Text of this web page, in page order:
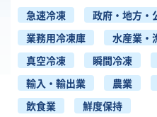
急速冷凍
政府・地方・
業務用冷凍庫
水産業・
真空冷凍
瞬間冷凍
輸入・輸出業
農業
飲食業
鮮度保持